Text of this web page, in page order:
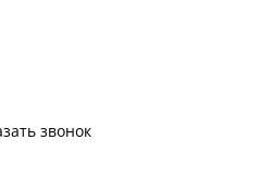
звонок